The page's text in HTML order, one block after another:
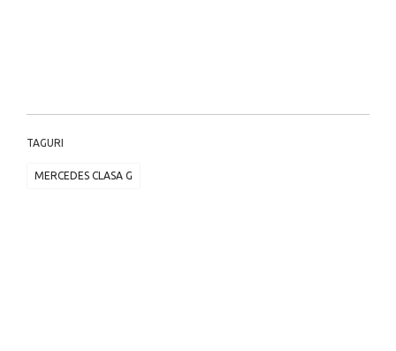
TAGURI
MERCEDES CLASA G